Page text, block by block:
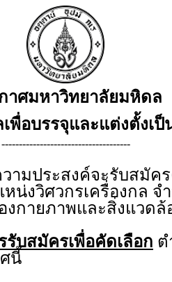
าศมหาวิทยาลัยมหิดล
พื่อบรรจุและแต่งตั้งเ
-------------------------------------
ประสงค์จะรับสมัคร
น่งวิศวกรเครื่องกล
กายภาพและสิ่งแวดล้
บสมัครเพื่อคัดเลือก ต
นี้